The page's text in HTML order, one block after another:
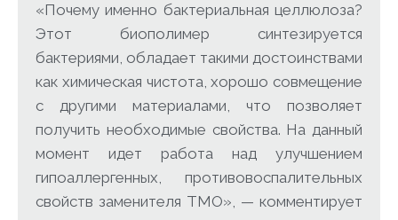
«Почему именно бактериальная целлюлоза?
Этот биополимер синтезируется
бактериями, обладает такими достоинствами
как химическая чистота, хорошо совмещение
с другими материалами, что позволяет
получить необходимые свойства. На данный
момент идет работа над улучшением
гипоаллергенных, противовоспалительных
свойств заменителя ТМО», — комментирует